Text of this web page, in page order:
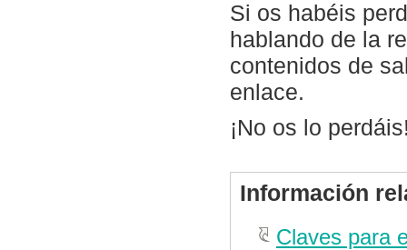
Si os habéis
hablando de la
contenidos de
enlace.
¡No os lo
Información
Claves para